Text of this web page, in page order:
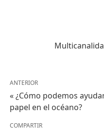
ANTERIOR
« ¿Cómo podemos
papel en el océano?
COMPARTIR